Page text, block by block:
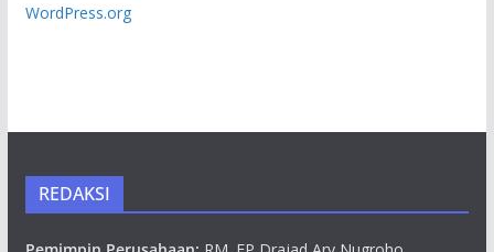
WordPress.org
REDAKSI